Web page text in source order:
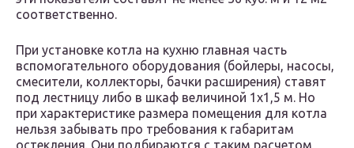
соответственно.
При установке котла на кухню главная часть
вспомогательного оборудования (бойлеры, насосы,
смесители, коллекторы, бачки расширения) ставят
под лестницу либо в шкаф величиной 1х1,5 м. Но
при характеристике размера помещения для котла
нельзя забывать про требования к габаритам
остекления. Они подбираются с таким расчетом,